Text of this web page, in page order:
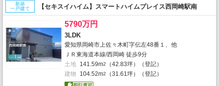
新築
一戸建て
【セキスイハイム】スマートハイムプレイス西岡崎駅南
5790万円
3LDK
愛知県岡崎市上佐々木町字伝左48番１、他
ＪＲ東海道本線/西岡崎 徒歩9分
土地 141.59m2
（42.83坪）（登記）
建物
104.52m2 （31.61坪）（登記）